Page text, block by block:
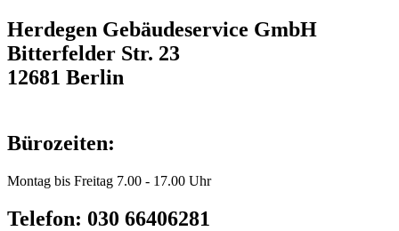
Herdegen Gebäudeservice GmbH
Bitterfelder Str. 23
12681 Berlin
Bürozeiten:
Montag bis Freitag 7.00 - 17.00 Uhr
Telefon: 030 66406281